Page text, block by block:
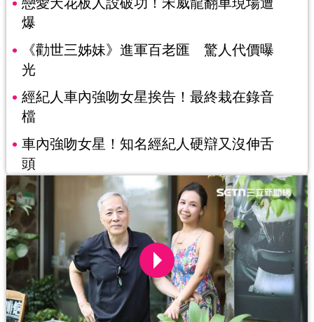
爆
《勸世三姊妹》進軍百老匯 驚人代價曝
光
經紀人車內強吻女星挨告！最終栽在錄音
檔
車內強吻女星！知名經紀人硬辯又沒伸舌
頭